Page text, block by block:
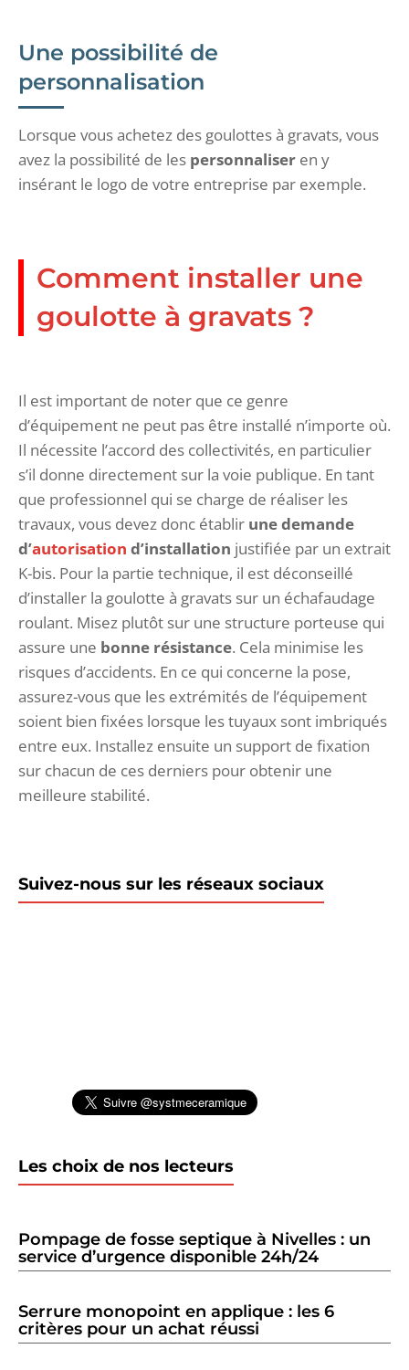
Une possibilité de
personnalisation
Lorsque vous achetez des goulottes à gravats, vous
avez la possibilité de les personnaliser en y
insérant le logo de votre entreprise par exemple.
Comment installer une
goulotte à gravats ?
Il est important de noter que ce genre
d’équipement ne peut pas être installé n’importe où.
Il nécessite l’accord des collectivités, en particulier
s’il donne directement sur la voie publique. En tant
que professionnel qui se charge de réaliser les
travaux, vous devez donc établir une demande
d’autorisation d’installation justifiée par un extrait
K-bis. Pour la partie technique, il est déconseillé
d’installer la goulotte à gravats sur un échafaudage
roulant. Misez plutôt sur une structure porteuse qui
assure une bonne résistance. Cela minimise les
risques d’accidents. En ce qui concerne la pose,
assurez-vous que les extrémités de l’équipement
soient bien fixées lorsque les tuyaux sont imbriqués
entre eux. Installez ensuite un support de fixation
sur chacun de ces derniers pour obtenir une
meilleure stabilité.
Suivez-nous sur les réseaux sociaux
Les choix de nos lecteurs
Pompage de fosse septique à Nivelles : un
service d’urgence disponible 24h/24
Serrure monopoint en applique : les 6
critères pour un achat réussi